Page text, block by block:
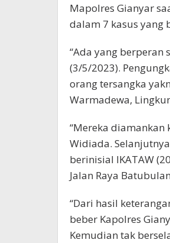
Mapolres Gianyar
dalam 7 kasus yang
“Ada yang berperan
(3/5/2023).
orang tersangka
Warmadewa,
“Mereka diamankan
Widiada.
berinisial IKATAW
Jalan Raya
“Dari hasil
beber Kapolres
Kemudian tak